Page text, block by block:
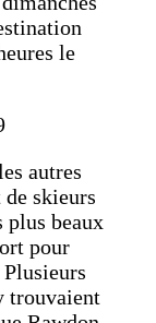
le
autres
skieurs
plus beaux
pour
trouvaient